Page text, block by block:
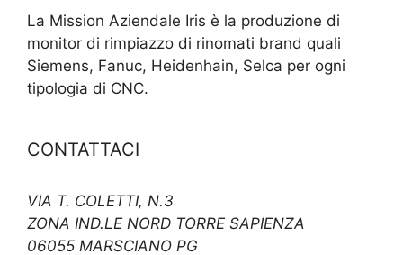
La Mission Aziendale Iris è la produzione di
monitor di rimpiazzo di rinomati brand quali
Siemens, Fanuc, Heidenhain, Selca per ogni
tipologia di CNC.
CONTATTACI
VIA T. COLETTI, N.3
ZONA IND.LE NORD TORRE SAPIENZA
06055 MARSCIANO PG